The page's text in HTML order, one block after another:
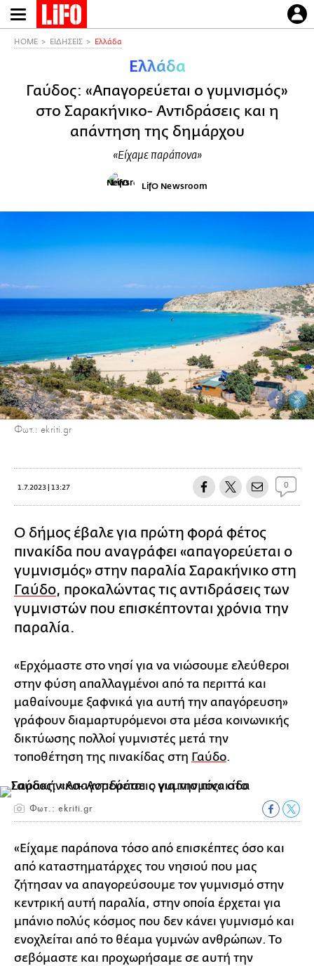
Παράκαμψη
προς
HOME ΕΙΔΗΣΕΙΣ Ελλάδα
Ελλάδα
Γαύδος: «Απαγορεύεται ο γυμνισμός»
στο Σαρακήνικο- Αντιδράσεις και η
απάντηση της δημάρχου
«Είχαμε παράπονα»
LifO Newsroom
Φωτ.: ekriti.gr
1.7.2023 | 13:27 0
Ο δήμος έβαλε για πρώτη φορά φέτος
πινακίδα που αναγράφει «απαγορεύεται ο
γυμνισμός» στην παραλία Σαρακήνικο στη
Γαύδο, προκαλώντας τις αντιδράσεις των
γυμνιστών που επισκέπτονται χρόνια την
παραλία.
«Ερχόμαστε στο νησί για να νιώσουμε ελεύθεροι
στην φύση απαλλαγμένοι από τα περιττά και
μαθαίνουμε ξαφνικά για αυτή την απαγόρευση»
γράφουν διαμαρτυρόμενοι στα μέσα κοινωνικής
δικτύωσης πολλοί γυμνιστές μετά την
τοποθέτηση της πινακίδας στη Γαύδο.
Φωτ.: ekriti.gr
«Είχαμε παράπονα τόσο από επισκέπτες όσο και
από καταστηματάρχες του νησιού που μας
ζήτησαν να απαγορεύσουμε τον γυμνισμό στην
κεντρική αυτή παραλία, στην οποία έρχεται για
μπάνιο πολύς κόσμος που δεν κάνει γυμνισμό και
ενοχλείται από το θέαμα γυμνών ανθρώπων. Το
σεβόμαστε και προχωρήσαμε σε αυτή την